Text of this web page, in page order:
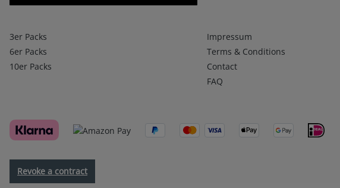
Boxershorts
3er Packs
6er Packs
10er Packs
Infos 1
Impressum
Terms & Conditions
Contact
FAQ
Revoke a contract